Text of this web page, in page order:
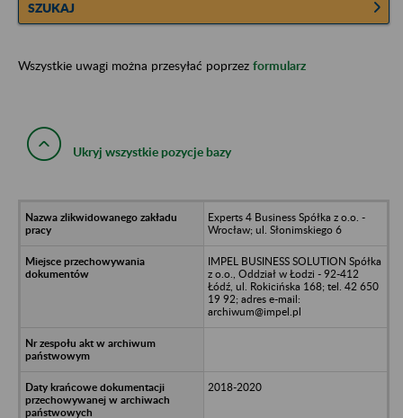
SZUKAJ
Wszystkie uwagi można przesyłać poprzez formularz
Ukryj wszystkie pozycje bazy
Experts 4 Business Spółka z o.o. -
Wrocław; ul. Słonimskiego 6
IMPEL BUSINESS SOLUTION Spółka
z o.o., Oddział w Łodzi - 92-412
Łódź, ul. Rokicińska 168; tel. 42 650
19 92; adres e-mail:
archiwum@impel.pl
2018-2020